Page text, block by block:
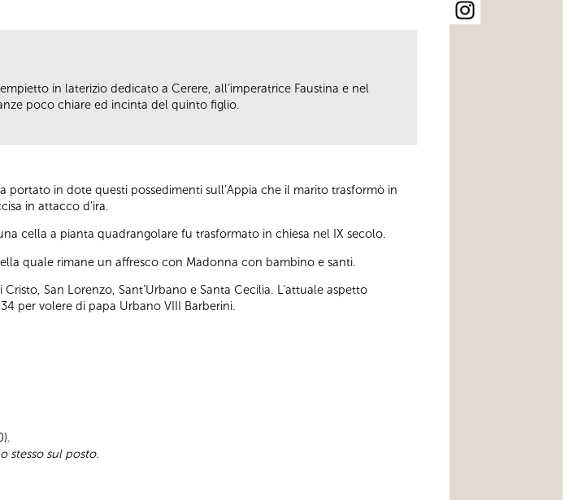
in laterizio dedicato a Cerere, all’imperatrice Faustina e nel
poco chiare ed incinta del quinto figlio.
in dote questi possedimenti sull’Appia che il marito trasformò in
in attacco d’ira.
cella a pianta quadrangolare fu trasformato in chiesa nel IX secolo.
quale rimane un affresco con Madonna con bambino e santi.
San Lorenzo, Sant’Urbano e Santa Cecilia. L’attuale aspetto
per volere di papa Urbano VIII Barberini.
stesso sul posto.